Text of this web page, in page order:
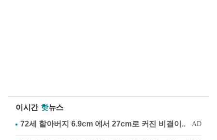
이시간 핫뉴스